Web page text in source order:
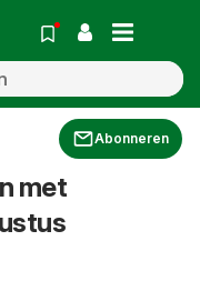
Abonneren
met